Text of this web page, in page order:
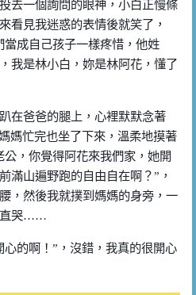
去一個詢問的眼神，小白正慢條
看見我迷惑的表情後就笑了，
成自己孩子一樣疼惜，他姓
我是林小白，妳是林阿花，懂了
在爸爸的腿上，心裡默默念著
媽媽忙完也坐了下來，溫柔地摸著
公，你覺得阿花來我們家，她開
滿山遍野跑的自由自在啊？” ，
，然後我就撲到媽媽的身旁，一
哭……
的啊！ ” ，沒錯，我真的很開心